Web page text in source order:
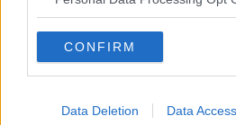
CONFIRM
Data Deletion Data Access